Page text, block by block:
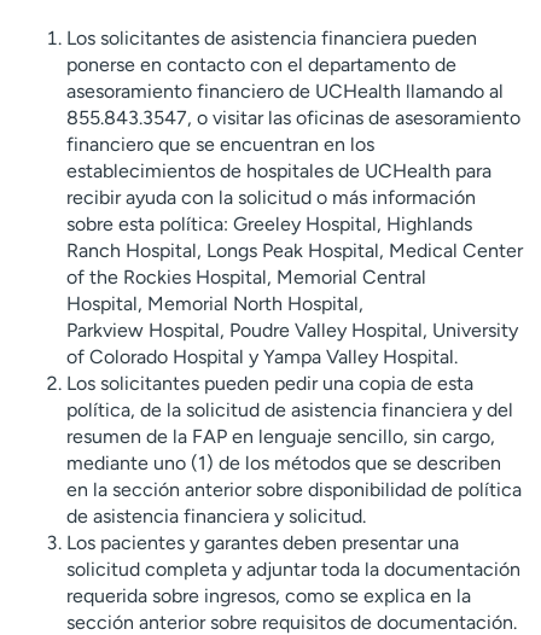
Los solicitantes de asistencia financiera pueden
ponerse en contacto con el departamento de
asesoramiento financiero de UCHealth llamando al
855.843.3547, o visitar las oficinas de asesoramiento
financiero que se encuentran en los
establecimientos de hospitales de UCHealth para
recibir ayuda con la solicitud o más información
sobre esta política: Greeley Hospital, Highlands
Ranch Hospital, Longs Peak Hospital, Medical Center
of the Rockies Hospital, Memorial Central
Hospital, Memorial North Hospital,
Parkview Hospital, Poudre Valley Hospital, University
of Colorado Hospital y Yampa Valley Hospital.
Los solicitantes pueden pedir una copia de esta
política, de la solicitud de asistencia financiera y del
resumen de la FAP en lenguaje sencillo, sin cargo,
mediante uno (1) de los métodos que se describen
en la sección anterior sobre disponibilidad de política
de asistencia financiera y solicitud.
Los pacientes y garantes deben presentar una
solicitud completa y adjuntar toda la documentación
requerida sobre ingresos, como se explica en la
sección anterior sobre requisitos de documentación.